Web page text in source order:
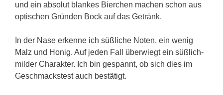
und ein absolut blankes Bierchen machen schon aus
optischen Gründen Bock auf das Getränk.
In der Nase erkenne ich süßliche Noten, ein wenig
Malz und Honig. Auf jeden Fall überwiegt ein süßlich-
milder Charakter. Ich bin gespannt, ob sich dies im
Geschmackstest auch bestätigt.